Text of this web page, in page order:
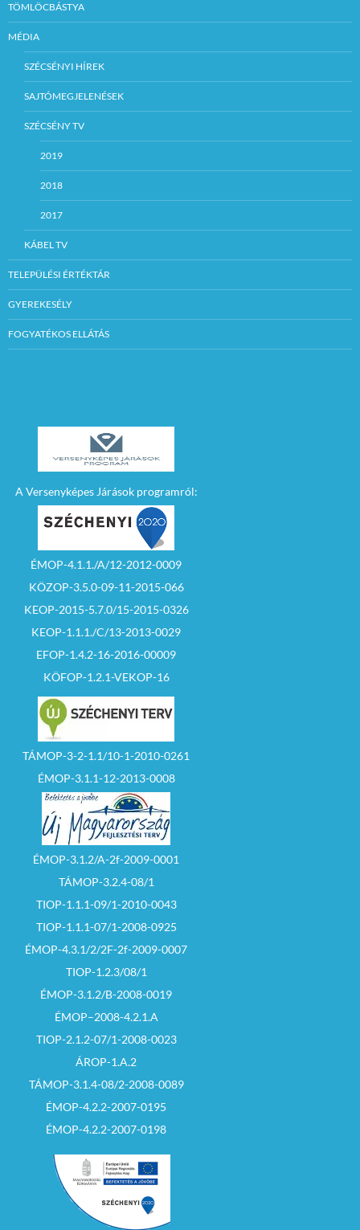
TÖMLÖCBÁSTYA
MÉDIA
SZÉCSÉNYI HÍREK
SAJTÓMEGJELENÉSEK
SZÉCSÉNY TV
2019
2018
2017
KÁBEL TV
TELEPÜLÉSI ÉRTÉKTÁR
GYEREKESÉLY
FOGYATÉKOS ELLÁTÁS
A Versenyképes Járások programról:
ÉMOP-4.1.1./A/12-2012-0009
KÖZOP-3.5.0-09-11-2015-066
KEOP-2015-5.7.0/15-2015-0326
KEOP-1.1.1./C/13-2013-0029
EFOP-1.4.2-16-2016-00009
KÖFOP-1.2.1-VEKOP-16
TÁMOP-3-2-1.1/10-1-2010-0261
ÉMOP-3.1.1-12-2013-0008
ÉMOP-3.1.2/A-2f-2009-0001
TÁMOP-3.2.4-08/1
TIOP-1.1.1-09/1-2010-0043
TIOP-1.1.1-07/1-2008-0925
ÉMOP-4.3.1/2/2F-2f-2009-0007
TIOP-1.2.3/08/1
ÉMOP-3.1.2/B-2008-0019
ÉMOP–2008-4.2.1.A
TIOP-2.1.2-07/1-2008-0023
ÁROP-1.A.2
TÁMOP-3.1.4-08/2-2008-0089
ÉMOP-4.2.2-2007-0195
ÉMOP-4.2.2-2007-0198